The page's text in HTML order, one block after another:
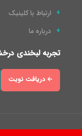
ارتباط با کلینیک
درباره ما
تجربه لبخندی
← دریافت نوبت